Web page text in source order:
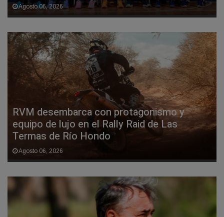
Agosto 06, 2026
RVM desembarca con protagonismo y
equipo de lujo en el Rally Raid de Las
Termas de Río Hondo
Agosto 06, 2026